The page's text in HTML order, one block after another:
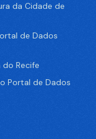
da Cidade de
de Dados
Recife
Portal de Dados